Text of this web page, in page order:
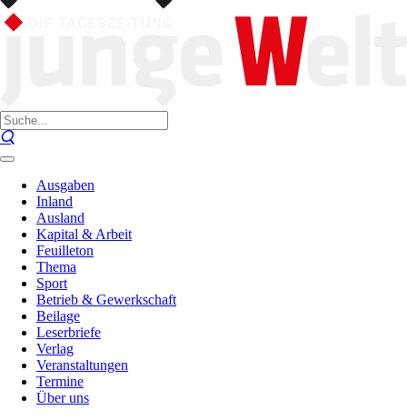
Ausgaben
Inland
Ausland
Kapital & Arbeit
Feuilleton
Thema
Sport
Betrieb & Gewerkschaft
Beilage
Leserbriefe
Verlag
Veranstaltungen
Termine
Über uns